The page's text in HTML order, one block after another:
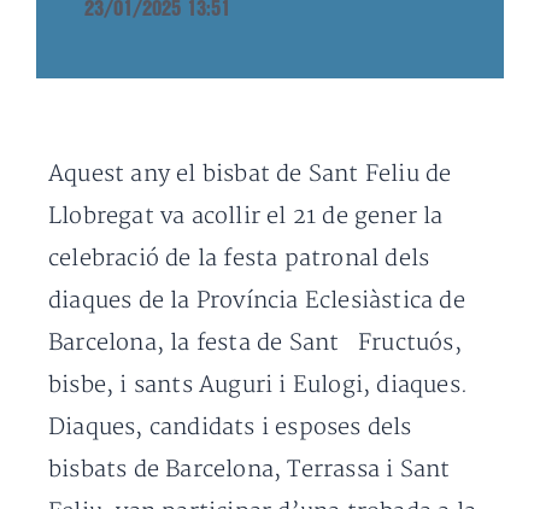
23/01/2025 13:51
Aquest any el bisbat de Sant Feliu de
Llobregat va acollir el 21 de gener la
celebració de la festa patronal dels
diaques de la Província Eclesiàstica de
Barcelona, la festa de Sant Fructuós,
bisbe, i sants Auguri i Eulogi, diaques.
Diaques, candidats i esposes dels
bisbats de Barcelona, Terrassa i Sant